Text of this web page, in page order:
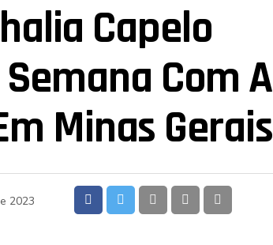
Capelo
Com A
Minas Gerais
2023